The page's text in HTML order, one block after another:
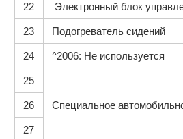
22 Электронный блок
23 Подогреватель сидений
24 ^2006: Не используется
25
Специальное
26
27